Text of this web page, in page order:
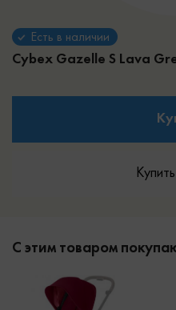
Есть в наличии
Cybex Gazelle S Lava
С этим товаром